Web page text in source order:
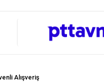
Alışveriş